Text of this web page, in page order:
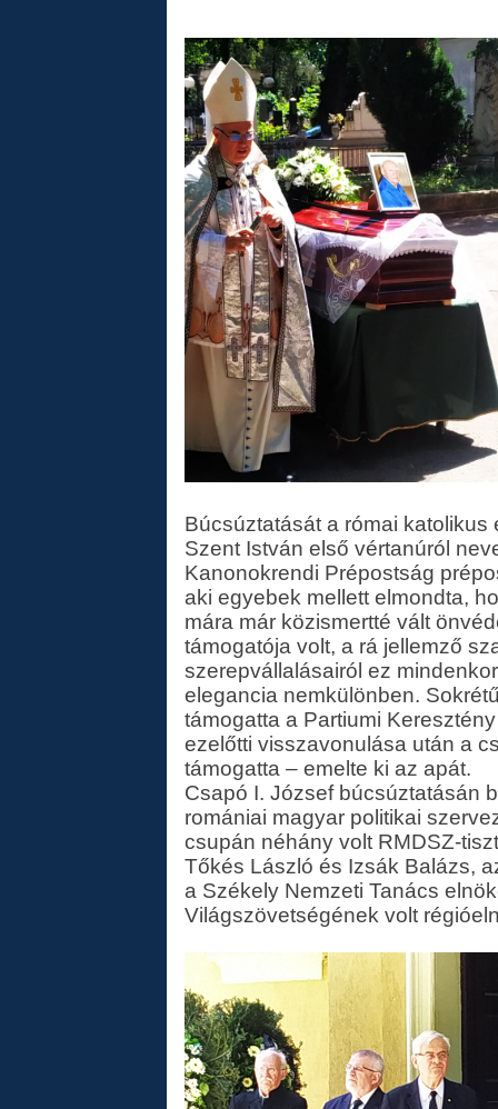
Búcsúztatását a római
Szent István első vértanúról
Kanonokrendi Prépostság
aki egyebek mellett elmondta,
mára már közismertté vált
támogatója volt, a rá jellemző
szerepvállalásairól ez
elegancia nemkülönben.
támogatta a Partiumi
ezelőtti visszavonulása után a
támogatta – emelte ki az apát.
Csapó I. József búcsúztatásán
romániai magyar politikai
csupán néhány volt RMDSZ-
Tőkés László és Izsák Balázs,
a Székely Nemzeti Tanács
Világszövetségének volt